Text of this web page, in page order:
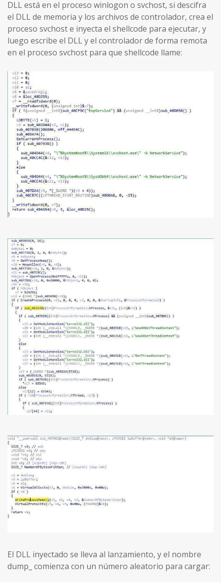
DLL está en el proceso winlogon o svchost, si descifra
el DLL de memoria y los archivos de controlador, crea el
proceso svchost e inyecta el shellcode para ejecutar, y
luego escribe el DLL y el controlador de forma remota
en el proceso svchost para que shellcode llame:
El DLL inyectado se lleva al lanzamiento, y el nombre
dump_ comienza con un número aleatorio para cargar: